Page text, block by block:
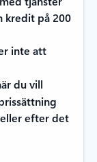
kredit på 200
inte att
du vill
efter det